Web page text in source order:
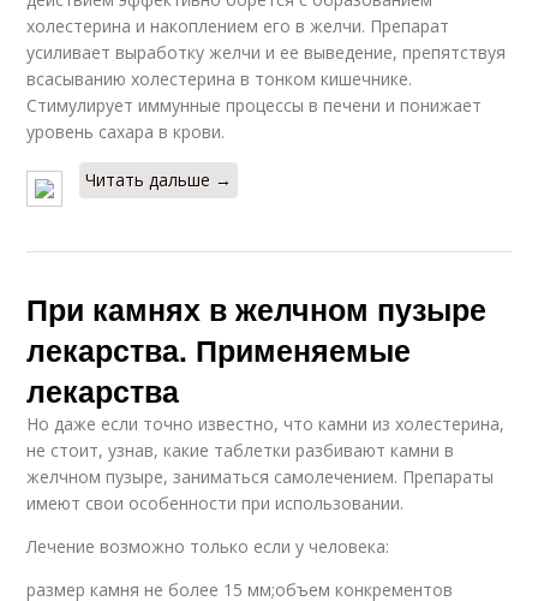
холестерина и накоплением его в желчи. Препарат
усиливает выработку желчи и ее выведение, препятствуя
всасыванию холестерина в тонком кишечнике.
Стимулирует иммунные процессы в печени и понижает
уровень сахара в крови.
Читать дальше →
При камнях в желчном пузыре
лекарства. Применяемые
лекарства
Но даже если точно известно, что камни из холестерина,
не стоит, узнав, какие таблетки разбивают камни в
желчном пузыре, заниматься самолечением. Препараты
имеют свои особенности при использовании.
Лечение возможно только если у человека:
размер камня не более 15 мм;объем конкрементов